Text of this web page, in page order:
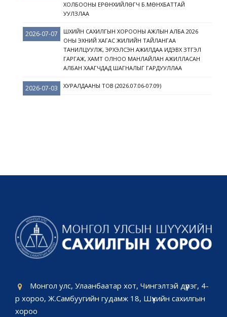
ХОЛБООНЫ ЕРӨНХИЙЛӨГЧ Б.МӨНХБАТТАЙ
УУЛЗЛАА
2026-07-07
ШҮҮХИЙН САХИЛГЫН ХОРООНЫ АЖЛЫН АЛБА 2026
ОНЫ ЭХНИЙ ХАГАС ЖИЛИЙН ТАЙЛАНГАА
ТАНИЛЦУУЛЖ, ЭРХЭЛСЭН АЖИЛДАА ИДЭВХ ЗҮТГЭЛ
ГАРГАЖ, ХАМТ ОЛНОО МАНЛАЙЛАН АЖИЛЛАСАН
АЛБАН ХААГЧДАД ШАГНАЛЫГ ГАРДУУЛЛАА
2026-07-03 ХУРАЛДААНЫ ТОВ (2026.07.06-07.09)
Монгол улс, Улаанбаатар хот, Чингэлтэй дүүрэг, 4-
р хороо, Ж.Самбуугийн гудамж 18, Шүүхийн сахилгын
хороо